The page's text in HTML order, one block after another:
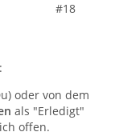
#18
:
oder von dem
als "Erledigt"
offen.